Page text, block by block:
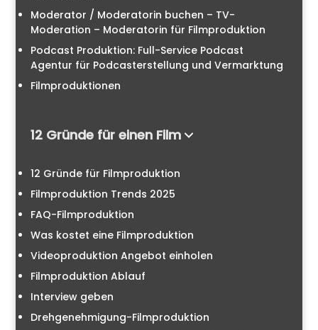
Moderator / Moderatorin buchen – TV-
Moderation – Moderatorin für Filmproduktion
Podcast Produktion: Full-Service Podcast
Agentur für Podcasterstellung und Vermarktung
Filmproduktionen
12 Gründe für einen Film
12 Gründe für Filmproduktion
Filmproduktion Trends 2025
FAQ-Filmproduktion
Was kostet eine Filmproduktion
Videoproduktion Angebot einholen
Filmproduktion Ablauf
Interview geben
Drehgenehmigung-Filmproduktion